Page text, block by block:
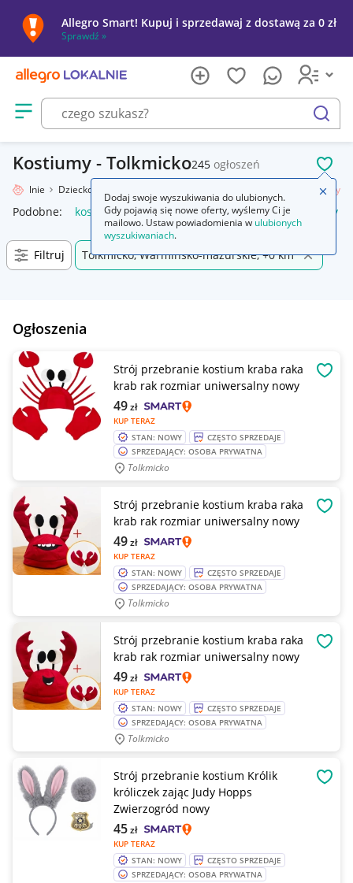
Allegro Smart! Kupuj i sprzedawaj z dostawą za 0 zł
Sprawdź »
Otwórz menu z kategoriami
szukaj
Kostiumy - Tolkmicko245 ogłoszeń
Lokalnie Dziecko Kostiumy
Podobne: kostiumy damskie kostium garsonki i kostiumy
Filtruj Tolkmicko, Warmińsko-mazurskie, +0 km
Ogłoszenia
Strój przebranie kostium kraba raka
krab rak rozmiar uniwersalny nowy
KUP TERAZ
49zł
STAN: NOWY
CZĘSTO SPRZEDAJE
SPRZEDAJĄCY: OSOBA PRYWATNA
Tolkmicko
Strój przebranie kostium kraba raka
krab rak rozmiar uniwersalny nowy
KUP TERAZ
49zł
STAN: NOWY
CZĘSTO SPRZEDAJE
SPRZEDAJĄCY: OSOBA PRYWATNA
Tolkmicko
Strój przebranie kostium kraba raka
krab rak rozmiar uniwersalny nowy
KUP TERAZ
49zł
STAN: NOWY
CZĘSTO SPRZEDAJE
SPRZEDAJĄCY: OSOBA PRYWATNA
Tolkmicko
Strój przebranie kostium Królik
króliczek zając Judy Hopps
Zwierzogród nowy
KUP TERAZ
45zł
STAN: NOWY
CZĘSTO SPRZEDAJE
SPRZEDAJĄCY: OSOBA PRYWATNA
Dodaj swoje wyszukiwania do ulubionych.
Gdy pojawią się nowe oferty, wyślemy Ci je
mailowo. Ustaw powiadomienia w ulubionych
wyszukiwaniach.